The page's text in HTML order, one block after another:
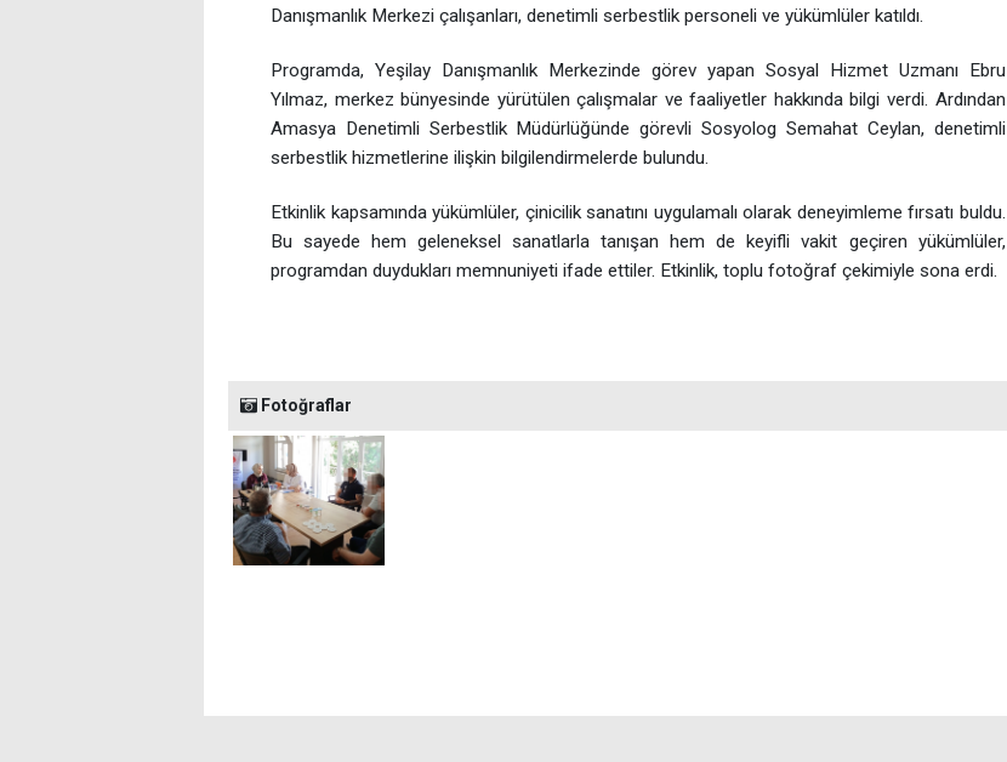
Danışmanlık Merkezi çalışanları, denetimli serbestlik personeli ve yükümlüler katıldı.
Programda, Yeşilay Danışmanlık Merkezinde görev yapan Sosyal Hizmet Uzmanı Ebru
Yılmaz, merkez bünyesinde yürütülen çalışmalar ve faaliyetler hakkında bilgi verdi. Ardından
Amasya Denetimli Serbestlik Müdürlüğünde görevli Sosyolog Semahat Ceylan, denetimli
serbestlik hizmetlerine ilişkin bilgilendirmelerde bulundu.
Etkinlik kapsamında yükümlüler, çinicilik sanatını uygulamalı olarak deneyimleme fırsatı buldu.
Bu sayede hem geleneksel sanatlarla tanışan hem de keyifli vakit geçiren yükümlüler,
programdan duydukları memnuniyeti ifade ettiler. Etkinlik, toplu fotoğraf çekimiyle sona erdi.
Fotoğraflar